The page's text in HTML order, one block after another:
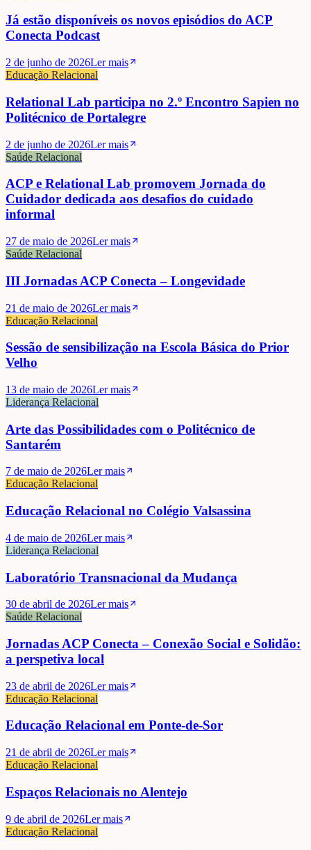
Já estão disponíveis os novos episódios do ACP
Conecta Podcast
2 de junho de 2026Ler mais
Educação Relacional
Relational Lab participa no 2.º Encontro Sapien no
Politécnico de Portalegre
2 de junho de 2026Ler mais
Saúde Relacional
ACP e Relational Lab promovem Jornada do
Cuidador dedicada aos desafios do cuidado
informal
27 de maio de 2026Ler mais
Saúde Relacional
III Jornadas ACP Conecta – Longevidade
21 de maio de 2026Ler mais
Educação Relacional
Sessão de sensibilização na Escola Básica do Prior
Velho
13 de maio de 2026Ler mais
Liderança Relacional
Arte das Possibilidades com o Politécnico de
Santarém
7 de maio de 2026Ler mais
Educação Relacional
Educação Relacional no Colégio Valsassina
4 de maio de 2026Ler mais
Liderança Relacional
Laboratório Transnacional da Mudança
30 de abril de 2026Ler mais
Saúde Relacional
Jornadas ACP Conecta – Conexão Social e Solidão:
a perspetiva local
23 de abril de 2026Ler mais
Educação Relacional
Educação Relacional em Ponte-de-Sor
21 de abril de 2026Ler mais
Educação Relacional
Espaços Relacionais no Alentejo
9 de abril de 2026Ler mais
Educação Relacional